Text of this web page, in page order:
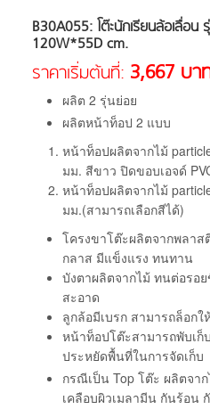
B30A055: โต๊ะนักเรียนล้อเลื่อน
120W*55D cm.
ราคาเริ่มต้นที่: 3,667 บา
ผลิต 2 รุ่นย่อย
ผลิตหน้าท็อป 2 แบบ
หน้าท็อปผลิตจากไม้
มม. สีขาว ปิดขอบเอจด์
หน้าท็อปผลิตจากไม้
มม.(สามารถเลือกสีได้)
โครงขาโต๊ะผลิตจากพลาส
กลาส มีแข็งแรง ทนทาน
บังตาผลิตจากไม้ ทนต่อรอ
สะอาด
ลูกล้อมีเบรก สามารถล็อกใ
หน้าท็อปโต๊ะสามารถพับเก็
ประหยัดพื้นที่ในการจัดเก็บ
กรณีเป็น Top โต๊ะ ผลิตจา
เคลือบผิวเมลามีน กันร้อน